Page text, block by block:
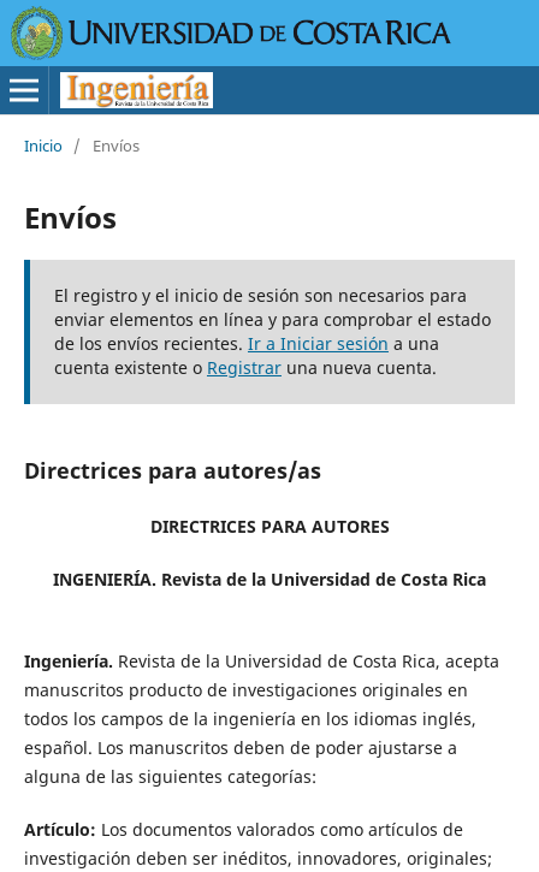
Inicio / Envíos
Envíos
El registro y el inicio de sesión son necesarios para
enviar elementos en línea y para comprobar el estado
de los envíos recientes. Ir a Iniciar sesión a una
cuenta existente o Registraruna nueva cuenta.
Directrices para autores/as
DIRECTRICES PARA AUTORES
INGENIERÍA. Revista de la Universidad de Costa Rica
Ingeniería. Revista de la Universidad de Costa Rica, acepta
manuscritos producto de investigaciones originales en
todos los campos de la ingeniería en los idiomas inglés,
español. Los manuscritos deben de poder ajustarse a
alguna de las siguientes categorías:
Artículo: Los documentos valorados como artículos de
investigación deben ser inéditos, innovadores, originales;